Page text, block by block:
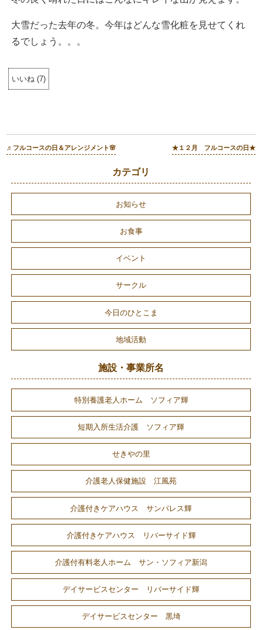
大雪だった去年の冬。今年はどんな雪化粧を見せてくれ
るでしょう。。。
いいね (7)
♬フルコースの日＆アレンジメント🌸 ★１２月 フルコースの日★
カテゴリ
お知らせ
お食事
イベント
サークル
今日のひとこま
地域活動
施設・事業所名
特別養護老人ホーム ソフィア輝
短期入所生活介護 ソフィア輝
せきやの里
介護老人保健施設 江風苑
介護付きケアハウス サンパレス輝
介護付きケアハウス リバーサイド輝
介護付有料老人ホーム サン・ソフィア新潟
デイサービスセンター リバーサイド輝
デイサービスセンター 黒埼